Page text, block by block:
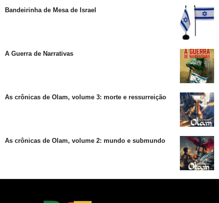
Bandeirinha de Mesa de Israel
A Guerra de Narrativas
As crônicas de Olam, volume 3: morte e ressurreição
As crônicas de Olam, volume 2: mundo e submundo